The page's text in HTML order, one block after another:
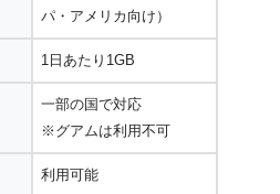
パ・アメリカ向け）
1日あたり1GB
一部の国で対応
※グアムは利用不可
利用可能